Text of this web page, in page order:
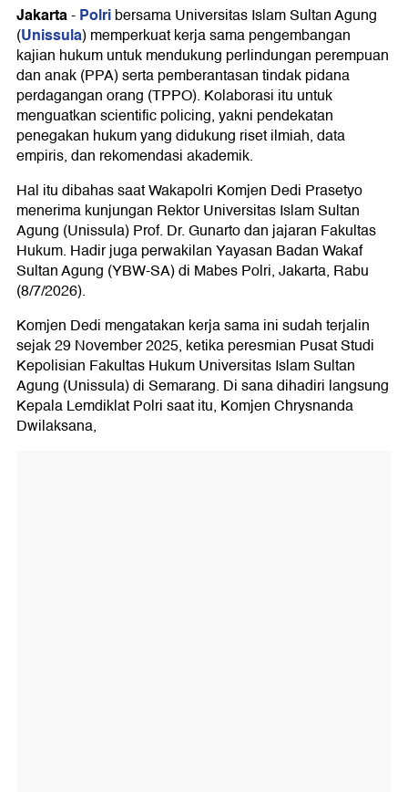
Jakarta-Polribersama Universitas Islam Sultan Agung
(Unissula) memperkuat kerja sama pengembangan
kajian hukum untuk mendukung perlindungan perempuan
dan anak (PPA) serta pemberantasan tindak pidana
perdagangan orang (TPPO). Kolaborasi itu untuk
menguatkan scientific policing, yakni pendekatan
penegakan hukum yang didukung riset ilmiah, data
empiris, dan rekomendasi akademik.
Hal itu dibahas saat Wakapolri Komjen Dedi Prasetyo
menerima kunjungan Rektor Universitas Islam Sultan
Agung (Unissula) Prof. Dr. Gunarto dan jajaran Fakultas
Hukum. Hadir juga perwakilan Yayasan Badan Wakaf
Sultan Agung (YBW-SA) di Mabes Polri, Jakarta, Rabu
(8/7/2026).
Komjen Dedi mengatakan kerja sama ini sudah terjalin
sejak 29 November 2025, ketika peresmian Pusat Studi
Kepolisian Fakultas Hukum Universitas Islam Sultan
Agung (Unissula) di Semarang. Di sana dihadiri langsung
Kepala Lemdiklat Polri saat itu, Komjen Chrysnanda
Dwilaksana,